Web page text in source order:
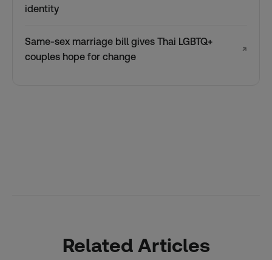
identity
Same-sex marriage bill gives Thai LGBTQ+
couples hope for change
↗
Related Articles